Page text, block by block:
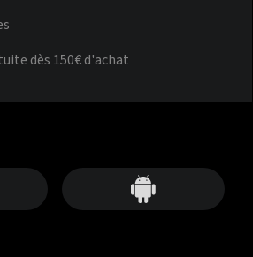
dès 150€ d'achat